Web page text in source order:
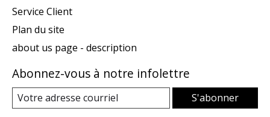
Service Client
Plan du site
about us page - description
Abonnez-vous à notre infolettre
S'abonner